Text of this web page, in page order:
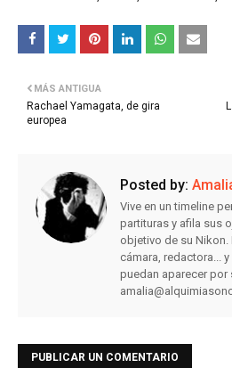
MÁS ANTIGUA
Rachael Yamagata, de gira
europea
Posted by:
Vive en un timeline
partituras y afila sus
objetivo de su Nikon.
cámara, redactora...
puedan aparecer por
PUBLICAR UN COMENTARIO